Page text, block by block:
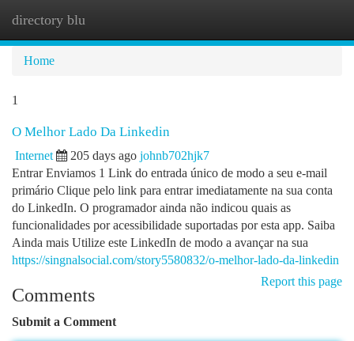
directory blu
Home
1
O Melhor Lado Da Linkedin
Internet 205 days ago johnb702hjk7
Entrar Enviamos 1 Link do entrada único de modo a seu e-mail
primário Clique pelo link para entrar imediatamente na sua conta
do LinkedIn. O programador ainda não indicou quais as
funcionalidades por acessibilidade suportadas por esta app. Saiba
Ainda mais Utilize este LinkedIn de modo a avançar na sua
https://singnalsocial.com/story5580832/o-melhor-lado-da-linkedin
Report this page
Comments
Submit a Comment